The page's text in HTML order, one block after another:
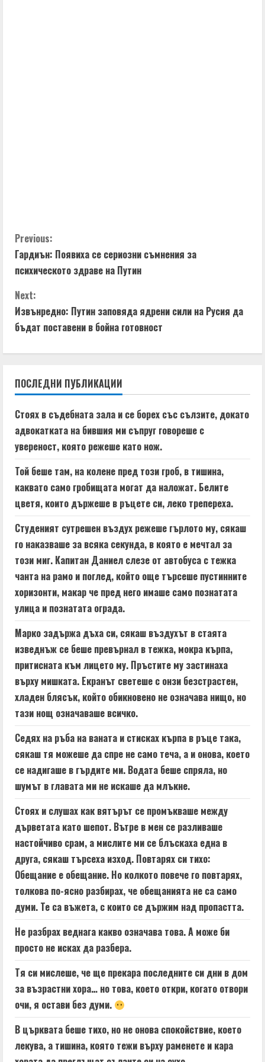
i
n
g
C
o
n
t
u
e
R
e
a
d
i
n
g
Previous:
Гардиън: Появиха се сериозни съмнения за
психическото здраве на Путин
Next:
Извънредно: Путин заповяда ядрени сили на Русия да
бъдат поставени в бойна готовност
ПОСЛЕДНИ ПУБЛИКАЦИИ
Стоях в съдебната зала и се борех със сълзите, докато
адвокатката на бившия ми съпруг говореше с
увереност, която режеше като нож.
Той беше там, на колене пред този гроб, в тишина,
каквато само гробищата могат да наложат. Белите
цветя, които държеше в ръцете си, леко трепереха.
Студеният сутрешен въздух режеше гърлото му, сякаш
го наказваше за всяка секунда, в която е мечтал за
този миг. Капитан Даниел слезе от автобуса с тежка
чанта на рамо и поглед, който още търсеше пустинните
хоризонти, макар че пред него имаше само познатата
улица и познатата ограда.
Марко задържа дъха си, сякаш въздухът в стаята
изведнъж се беше превърнал в тежка, мокра кърпа,
притисната към лицето му. Пръстите му застинаха
върху мишката. Екранът светеше с онзи безстрастен,
хладен блясък, който обикновено не означава нищо, но
тази нощ означаваше всичко.
Седях на ръба на ваната и стисках кърпа в ръце така,
сякаш тя можеше да спре не само теча, а и онова, което
се надигаше в гърдите ми. Водата беше спряла, но
шумът в главата ми не искаше да млъкне.
Стоях и слушах как вятърът се промъкваше между
дърветата като шепот. Вътре в мен се разливаше
настойчиво срам, а мислите ми се блъскаха една в
друга, сякаш търсеха изход. Повтарях си тихо:
Обещание е обещание. Но колкото повече го повтарях,
толкова по-ясно разбирах, че обещанията не са само
думи. Те са въжета, с които се държим над пропастта.
Не разбрах веднага какво означава това. А може би
просто не исках да разбера.
Тя си мислеше, че ще прекара последните си дни в дом
за възрастни хора… но това, което откри, когато отвори
очи, я остави без думи.
В църквата беше тихо, но не онова спокойствие, което
лекува, а тишина, която тежи върху раменете и кара